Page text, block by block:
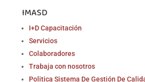
IMASD
I+D Capacitación
Servicios
Colaboradores
Trabaja con nosotros
Politica Sistema De Gestión De